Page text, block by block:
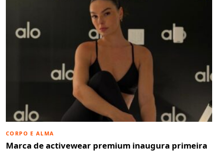
CORPO E ALMA
Marca de activewear premium inaugura primeira